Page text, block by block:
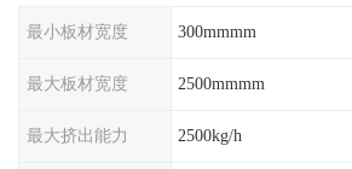
最小板材宽度 300mmmm
最大板材宽度 2500mmmm
最大挤出能力 2500kg/h